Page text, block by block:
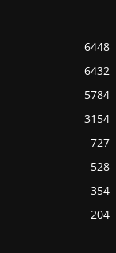
6448
6432
5784
3154
727
528
354
204